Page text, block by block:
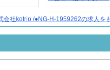
会社kotrio /●NG-H-1959262の求人を